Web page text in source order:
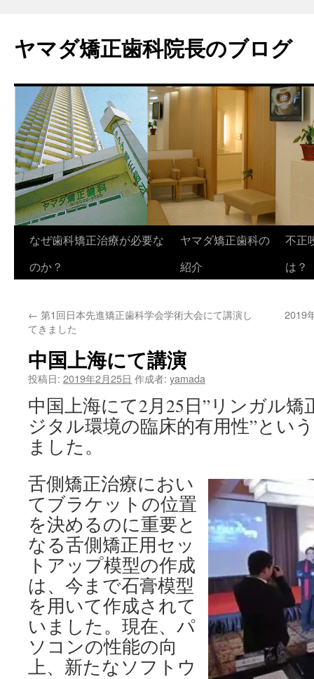
ヤマダ矯正歯科院長のブログ
ン
ン
へ
ス
プ
なぜ歯科矯正治療が必要な
のか？
ヤマダ矯正歯科の
紹介
不正
は？
← 第1回日本先進矯正歯科学会学術大会にて講演し
てきました
2019
中国上海にて講演
投稿日: 2019年2月25日 作成者: yamada
中国上海にて2月25日”リンガル
ジタル環境の臨床的有用性”とい
ました。
舌側矯正治療におい
てブラケットの位置
を決めるのに重要と
なる舌側矯正用セッ
トアップ模型の作成
は、今まで石膏模型
を用いて作成されて
いました。現在、パ
ソコンの性能の向
上、新たなソフトウ